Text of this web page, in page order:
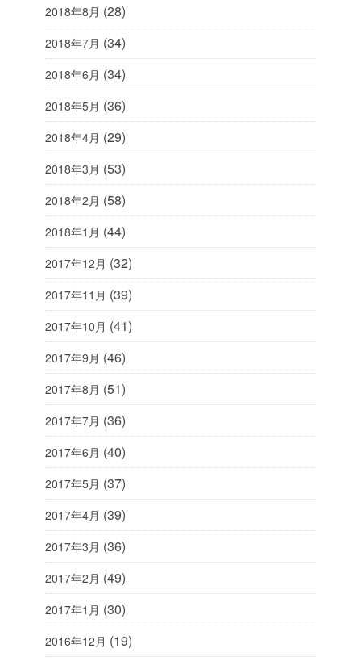
2018年8月 (28)
2018年7月 (34)
2018年6月 (34)
2018年5月 (36)
2018年4月 (29)
2018年3月 (53)
2018年2月 (58)
2018年1月 (44)
2017年12月 (32)
2017年11月 (39)
2017年10月 (41)
2017年9月 (46)
2017年8月 (51)
2017年7月 (36)
2017年6月 (40)
2017年5月 (37)
2017年4月 (39)
2017年3月 (36)
2017年2月 (49)
2017年1月 (30)
2016年12月 (19)